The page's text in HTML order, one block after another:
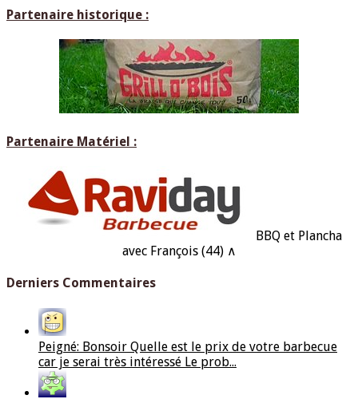
Partenaire historique :
Partenaire Matériel :
BBQ et Plancha
avec François (44) ∧
Derniers Commentaires
Peigné: Bonsoir Quelle est le prix de votre barbecue
car je serai très intéressé Le prob...